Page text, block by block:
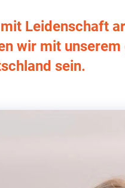
Leidenschaft
wir mit
sein.